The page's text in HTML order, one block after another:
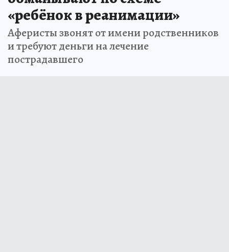
«ребёнок в реанимации»
Аферисты звонят от имени родственников
и требуют деньги на лечение
пострадавшего